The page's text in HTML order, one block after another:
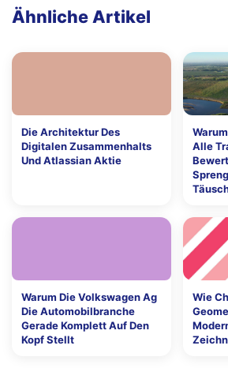
Ähnliche Artikel
Die Architektur Des
Digitalen Zusammenhalts
Und Atlassian Aktie
Alle
Warum Die Volkswagen Ag
Die Automobilbranche
Gerade Komplett Auf Den
Kopf Stellt
Wie